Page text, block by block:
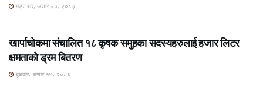
मङ्लबार, असार २३, २०८३
खार्पाचोकमा संचालित १८ कृषक समुहका सदस्यहरुलाई हजार लिटर
क्षमताको ड्रम बितरण
बुधबार, असार १७, २०८३